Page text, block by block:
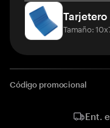
Tarjetero
Tamaño:
Código promocional
Ent.